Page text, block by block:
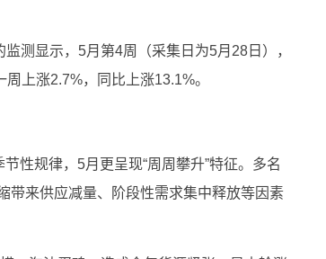
测显示，5月第4周（采集日为5月28日），
上涨2.7%，同比上涨13.1%。
性规律，5月更呈现“周周攀升”特征。多名
带来供应减量、阶段性需求集中释放等因素